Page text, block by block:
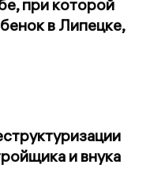
при которой
в Липецке,
и внука